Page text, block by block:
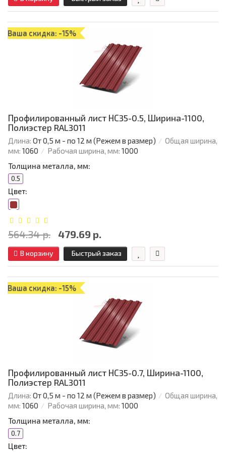
Ваша скидка: -15%
Профилированный лист НС35-0.5, Ширина-1100,
Полиэстер RAL3011
Длина: От 0,5 м - по 12 м (Режем в размер)
Общая ширина,
мм: 1060 Рабочая ширина, мм: 1000
Толщина металла, мм:
0.5
Цвет:
564.34 р. 479.69 р.
В корзину Быстрый заказ
Ваша скидка: -15%
Профилированный лист НС35-0.7, Ширина-1100,
Полиэстер RAL3011
Длина: От 0,5 м - по 12 м (Режем в размер)
Общая ширина,
мм: 1060 Рабочая ширина, мм: 1000
Толщина металла, мм:
0.7
Цвет: